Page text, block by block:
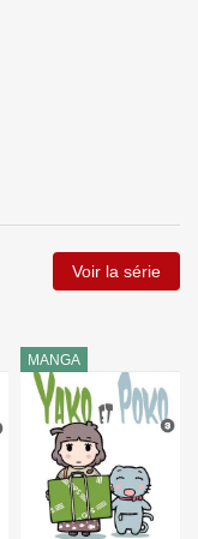
Voir la série
MANGA